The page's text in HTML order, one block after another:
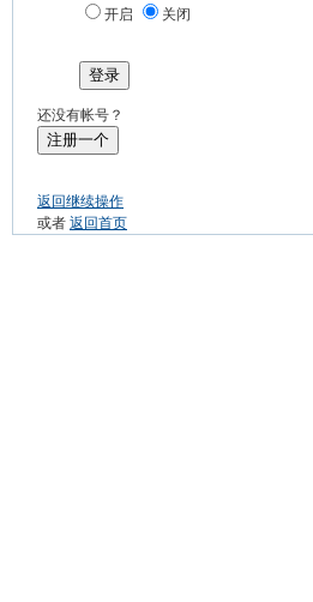
开启
关闭
登录
还没有帐号？
注册一个
返回继续操作
或者 返回首页